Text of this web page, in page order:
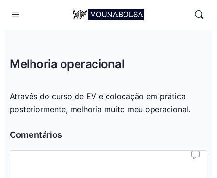
Melhoria operacional
Através do curso de EV e colocação em prática
posteriormente, melhoria muito meu operacional.
Comentários